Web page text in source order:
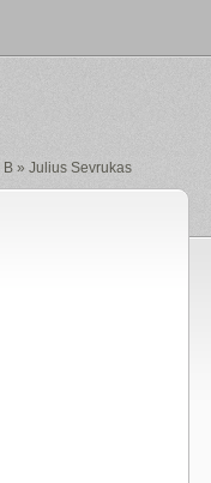
B » Julius Sevrukas